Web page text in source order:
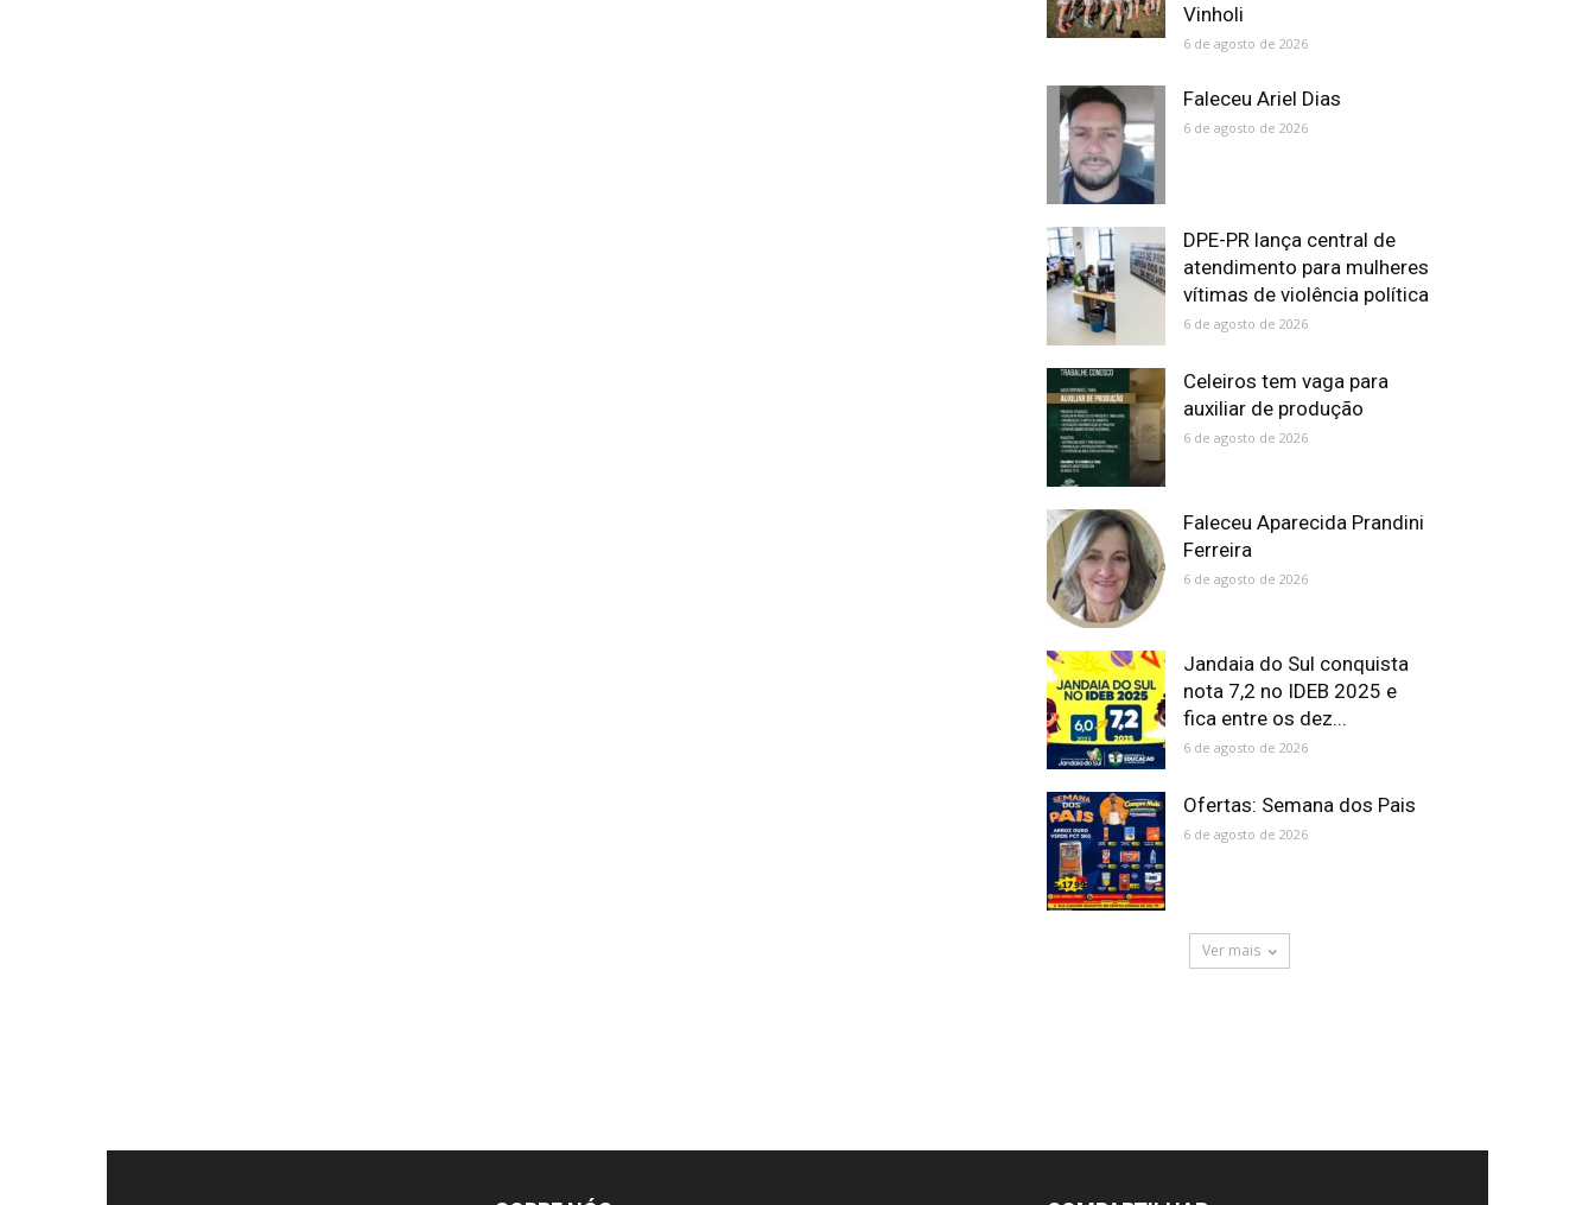
Vinholi
6 de agosto de 2026
Faleceu Ariel Dias
6 de agosto de 2026
DPE-PR lança central de
atendimento para mulheres
vítimas de violência política
6 de agosto de 2026
Celeiros tem vaga para
auxiliar de produção
6 de agosto de 2026
Faleceu Aparecida Prandini
Ferreira
6 de agosto de 2026
Jandaia do Sul conquista
nota 7,2 no IDEB 2025 e
fica entre os dez...
6 de agosto de 2026
Ofertas: Semana dos Pais
6 de agosto de 2026
Ver mais